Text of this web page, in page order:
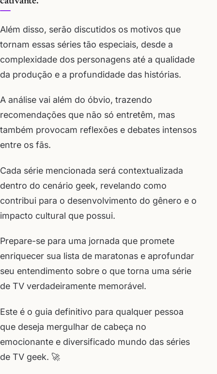
Além disso, serão discutidos os motivos que
tornam essas séries tão especiais, desde a
complexidade dos personagens até a qualidade
da produção e a profundidade das histórias.
A análise vai além do óbvio, trazendo
recomendações que não só entretêm, mas
também provocam reflexões e debates intensos
entre os fãs.
Cada série mencionada será contextualizada
dentro do cenário geek, revelando como
contribui para o desenvolvimento do gênero e o
impacto cultural que possui.
Prepare-se para uma jornada que promete
enriquecer sua lista de maratonas e aprofundar
seu entendimento sobre o que torna uma série
de TV verdadeiramente memorável.
Este é o guia definitivo para qualquer pessoa
que deseja mergulhar de cabeça no
emocionante e diversificado mundo das séries
de TV geek. 🚀